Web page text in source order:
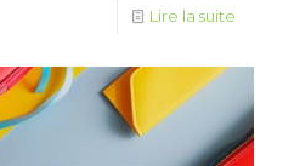
Lire la suite